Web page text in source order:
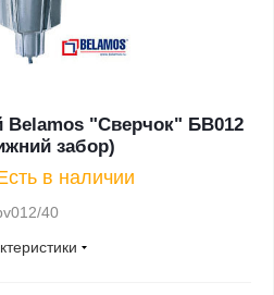
забор)
в наличии
40